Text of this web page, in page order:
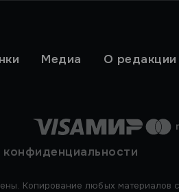
Медиа О редакции
конфиденциальности
Копирование любых материалов